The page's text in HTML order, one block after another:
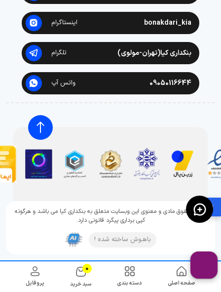
🛍️
صفحه اصلی دسته بندی
0
سبد خرید پروفایل
bonakdari_kia اینستاگرام
بنکداری کیا(تهران-مولوی) تلگرام
09050116644 واتس آپ
تمامی حقوق مادی و معنوی این وبسایت متعلق به بنکداری کیا می باشد و هرگونه
کپی برداری پیگرد قانونی دارد.
باهـوش ساخته شده !